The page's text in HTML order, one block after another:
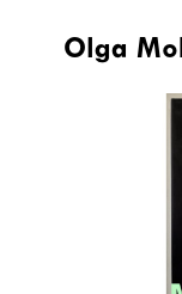
Olga